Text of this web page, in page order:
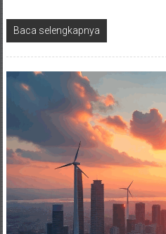
Baca selengkapnya